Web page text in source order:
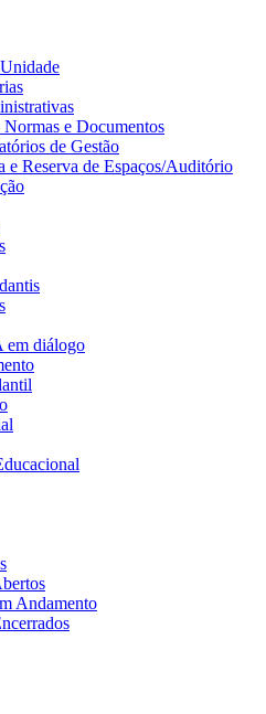
e Documentos
de Gestão
e Reserva de Espaços/Auditório
diálogo
Andamento